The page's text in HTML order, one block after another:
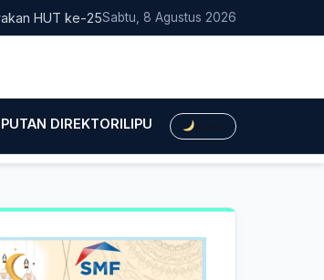
ke-25, Partai Demokrat Bali Lakukan Aksi Nyata
Sabtu, 8 Agustus 2026
DIREKTORILIPUTAN HUKUMLIPUTAN